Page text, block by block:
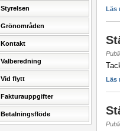
Styrelsen
Grönområden
Kontakt
Valberedning
Vid flytt
Fakturauppgifter
Betalningsflöde
Läs
Läs